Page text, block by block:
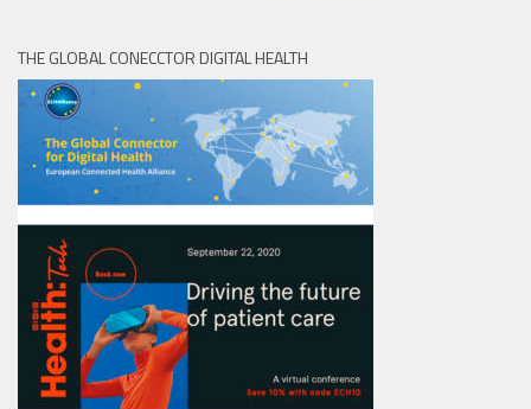
THE GLOBAL CONECCTOR DIGITAL HEALTH